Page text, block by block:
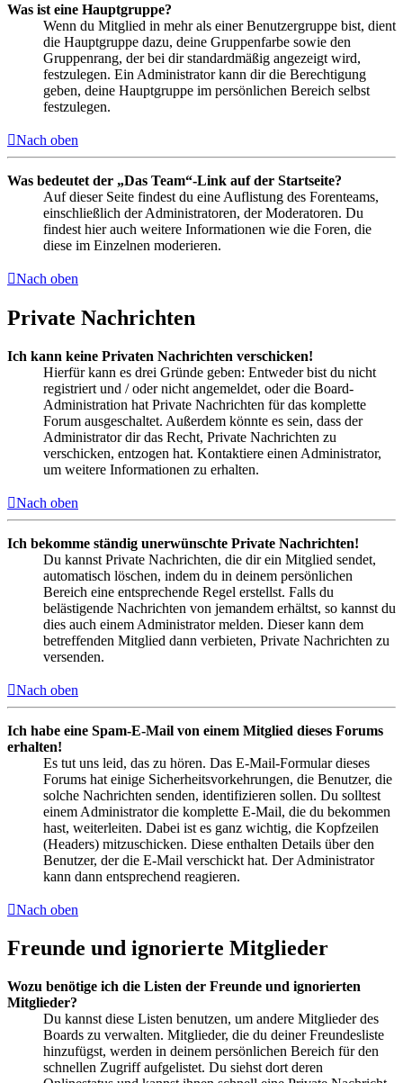
Was ist eine Hauptgruppe?
Wenn du Mitglied in mehr als einer Benutzergruppe bist, dient
die Hauptgruppe dazu, deine Gruppenfarbe sowie den
Gruppenrang, der bei dir standardmäßig angezeigt wird,
festzulegen. Ein Administrator kann dir die Berechtigung
geben, deine Hauptgruppe im persönlichen Bereich selbst
festzulegen.
Nach oben
Was bedeutet der „Das Team“-Link auf der Startseite?
Auf dieser Seite findest du eine Auflistung des Forenteams,
einschließlich der Administratoren, der Moderatoren. Du
findest hier auch weitere Informationen wie die Foren, die
diese im Einzelnen moderieren.
Nach oben
Private Nachrichten
Ich kann keine Privaten Nachrichten verschicken!
Hierfür kann es drei Gründe geben: Entweder bist du nicht
registriert und / oder nicht angemeldet, oder die Board-
Administration hat Private Nachrichten für das komplette
Forum ausgeschaltet. Außerdem könnte es sein, dass der
Administrator dir das Recht, Private Nachrichten zu
verschicken, entzogen hat. Kontaktiere einen Administrator,
um weitere Informationen zu erhalten.
Nach oben
Ich bekomme ständig unerwünschte Private Nachrichten!
Du kannst Private Nachrichten, die dir ein Mitglied sendet,
automatisch löschen, indem du in deinem persönlichen
Bereich eine entsprechende Regel erstellst. Falls du
belästigende Nachrichten von jemandem erhältst, so kannst du
dies auch einem Administrator melden. Dieser kann dem
betreffenden Mitglied dann verbieten, Private Nachrichten zu
versenden.
Nach oben
Ich habe eine Spam-E-Mail von einem Mitglied dieses Forums
erhalten!
Es tut uns leid, das zu hören. Das E-Mail-Formular dieses
Forums hat einige Sicherheitsvorkehrungen, die Benutzer, die
solche Nachrichten senden, identifizieren sollen. Du solltest
einem Administrator die komplette E-Mail, die du bekommen
hast, weiterleiten. Dabei ist es ganz wichtig, die Kopfzeilen
(Headers) mitzuschicken. Diese enthalten Details über den
Benutzer, der die E-Mail verschickt hat. Der Administrator
kann dann entsprechend reagieren.
Nach oben
Freunde und ignorierte Mitglieder
Wozu benötige ich die Listen der Freunde und ignorierten
Mitglieder?
Du kannst diese Listen benutzen, um andere Mitglieder des
Boards zu verwalten. Mitglieder, die du deiner Freundesliste
hinzufügst, werden in deinem persönlichen Bereich für den
schnellen Zugriff aufgelistet. Du siehst dort deren